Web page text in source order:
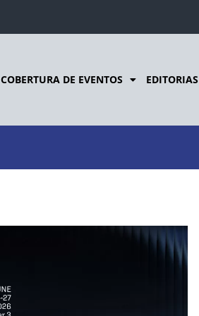
COBERTURA DE EVENTOS EDITORIAS